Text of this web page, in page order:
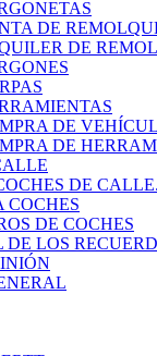
DE
DE
DE
DE
DE CALLE.
COCHES
DE COCHES
DE LOS